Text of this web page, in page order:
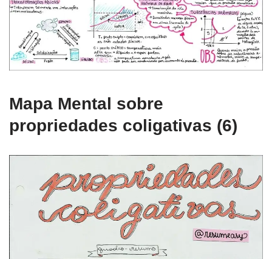
Mapa Mental sobre
propriedades coligativas (6)